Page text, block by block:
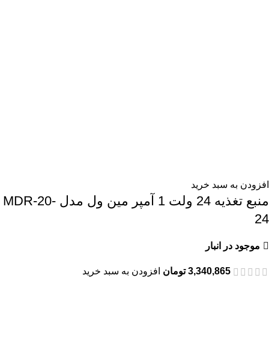
افزودن به سبد خرید
منبع تغذیه 24 ولت 1 آمپر مین ول مدل MDR-20-
24
موجود در انبار
3,340,865 تومان افزودن به سبد خرید